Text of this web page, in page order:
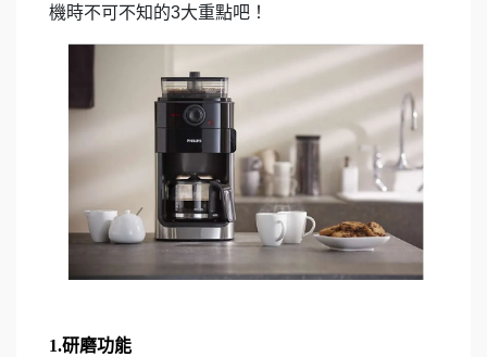
機時不可不知的3大重點吧！
1.研磨功能